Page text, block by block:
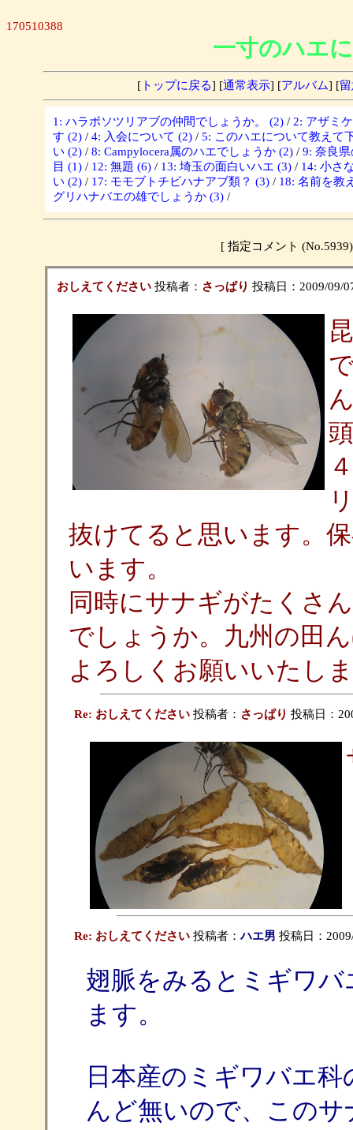
170510388
一寸のハエ
[トップに戻る] [通常表示] [アルバム] [
1: ハラボソツリアブの仲間でしょうか。 (2) / 2: アザミ
す (2) / 4: 入会について (2) / 5: このハエについて教えて
い (2) / 8: Campylocera属のハエでしょうか (2) / 9: 奈良
目 (1) / 12: 無題 (6) / 13: 埼玉の面白いハエ (3) / 14: 小さ
い (2) / 17: モモブトチビハナアブ類？ (3) / 18: 名前を教
グリハナバエの雄でしょうか (3) /
[ 指定コメント
おしえてください投稿者： さっぱり 投稿日：2009/09/
抜けてると思います。
います。
同時にサナギがたくさ
でしょうか。九州の田
よろしくお願いいたし
Re: おしえてください投稿者： さっぱり 投稿日：
Re: おしえてください投稿者：ハエ男 投稿日：
翅脈をみるとミギワ
ます。
日本産のミギワバエ
んど無いので、この